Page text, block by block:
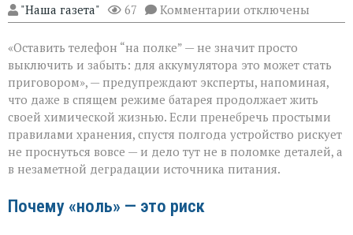
"Наша газета" 67 Комментарии к
записи
скажет
спасибо:
хранения
гаджета
отключены
«Оставить телефон “на полке” — не значит просто
выключить и забыть: для аккумулятора это может стать
приговором», — предупреждают эксперты, напоминая,
что даже в спящем режиме батарея продолжает жить
своей химической жизнью. Если пренебречь простыми
правилами хранения, спустя полгода устройство рискует
не проснуться вовсе — и дело тут не в поломке деталей, а
в незаметной деградации источника питания.
Почему «ноль» — это риск